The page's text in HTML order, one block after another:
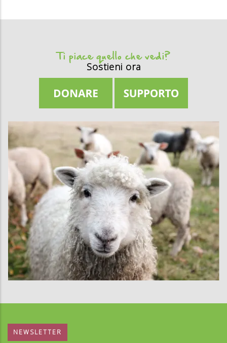
Ti piace quello che vedi?
Sostieni ora
NEWSLETTER